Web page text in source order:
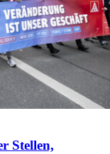
Stellen,